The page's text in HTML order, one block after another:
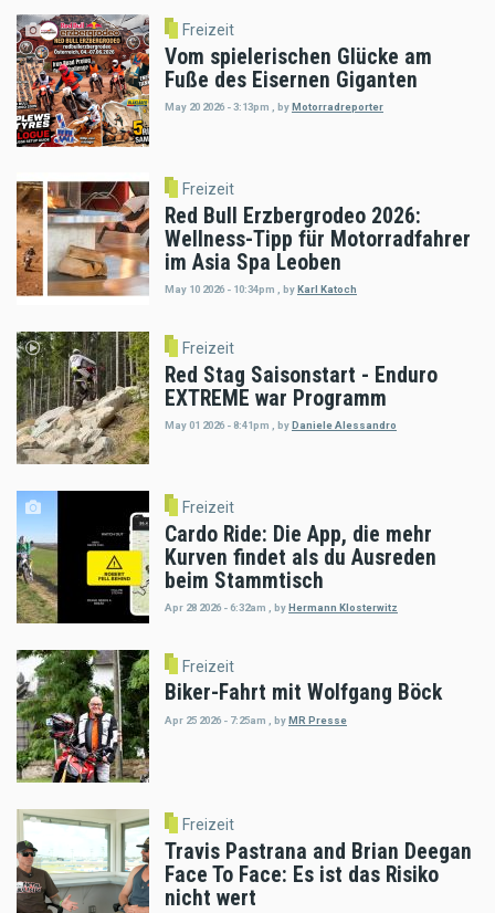
Freizeit
Vom spielerischen Glücke am
Fuße des Eisernen Giganten
May 20 2026 - 3:13pm , by Motorradreporter
Freizeit
Red Bull Erzbergrodeo 2026:
Wellness-Tipp für Motorradfahrer
im Asia Spa Leoben
May 10 2026 - 10:34pm , byKarl Katoch
Freizeit
Red Stag Saisonstart - Enduro
EXTREME war Programm
May 01 2026 - 8:41pm byDaniele Alessandro
Freizeit
Cardo Ride: Die App, die mehr
Kurven findet als du Ausreden
beim Stammtisch
Apr 28 2026 - 6:32am byHermann Klosterwitz
Freizeit
Biker-Fahrt mit Wolfgang Böck
Apr 25 2026 - 7:25am byMR Presse
Freizeit
Travis Pastrana and Brian Deegan
Face To Face: Es ist das Risiko
nicht wert